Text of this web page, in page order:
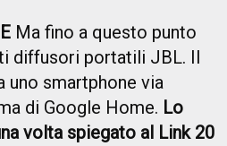
Ma fino a questo punto
diffusori portatili JBL. Il
uno smartphone via
di Google Home. Lo
volta spiegato al Link 20